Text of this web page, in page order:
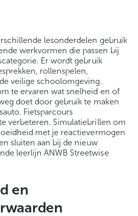
lesonderdelen gebruik
werkvormen die passen bij
Er wordt gebruik
rollenspelen,
veilige schoolomgeving.
te ervaren wat snelheid en of
doet door gebruik te maken
Fietsparcours
verbeteren. Simulatiebrillen om
met je reactievermogen
sluiten aan bij de nieuw
leerlijn ANWB Streetwise
en